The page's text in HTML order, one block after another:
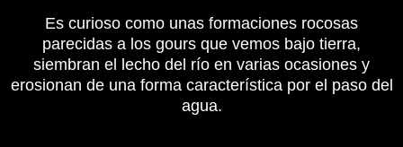
Es curioso como unas formaciones rocosas
parecidas a los gours que vemos bajo tierra,
siembran el lecho del río en varias ocasiones y
erosionan de una forma característica por el paso del
agua.